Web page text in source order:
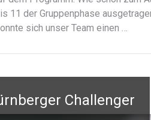
11 der Gruppenphase
sich unser Team einen …
Challenger